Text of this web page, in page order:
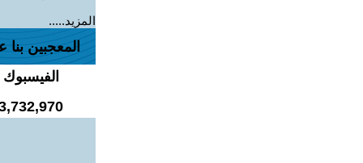
المزيد.....
المعجبين بنا
الفيسبوك